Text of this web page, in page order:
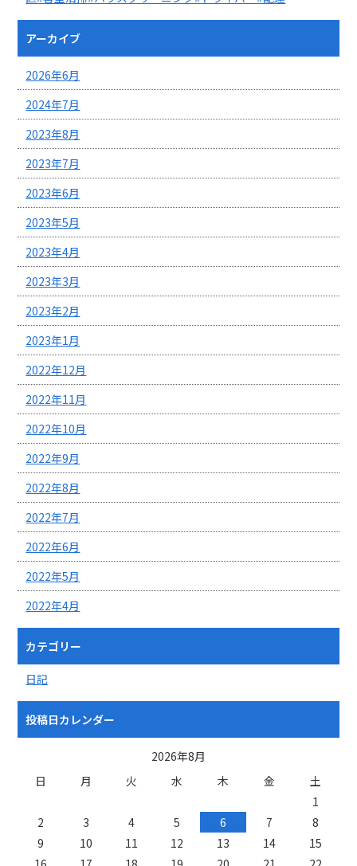
アーカイブ
2026年6月
2024年7月
2023年8月
2023年7月
2023年6月
2023年5月
2023年4月
2023年3月
2023年2月
2023年1月
2022年12月
2022年11月
2022年10月
2022年9月
2022年8月
2022年7月
2022年6月
2022年5月
2022年4月
カテゴリー
日記
投稿日カレンダー
2026年8月
日
月 火 水 木 金
土
1
2
3 4 5 6 7
8
9
10 11 12 13 14
15